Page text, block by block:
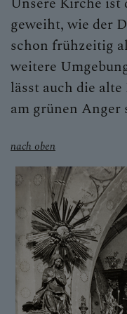
geweiht, wie der
schon frühzeitig
weitere
lässt auch die
am grünen Anger
nach oben